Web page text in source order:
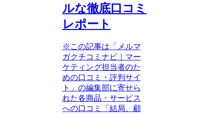
ルな徹底口コミ
レポート
※この記事は「メルマ
ガクチコミナビ｜マー
ケティング担当者のた
めの口コミ・評判サイ
ト」の編集部に寄せら
れた各商品・サービス
への口コミ「結局、顧